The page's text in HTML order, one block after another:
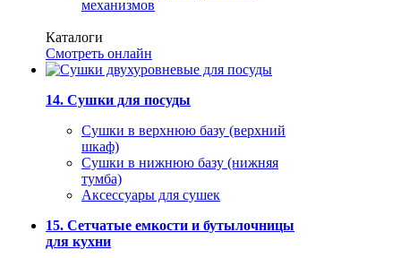
механизмов
Каталоги
Смотреть онлайн
14. Сушки для посуды
Сушки в верхнюю базу (верхний
шкаф)
Сушки в нижнюю базу (нижняя
тумба)
Аксессуары для сушек
15. Сетчатые емкости и бутылочницы
для кухни